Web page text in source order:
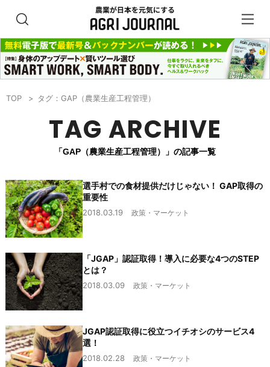
TOP タグ：GAP（農業生産工程管理）
TAG ARCHIVE
「GAP（農業生産工程管理）」の記事一覧
選手村での食材提供だけじゃない！ GAP取得の
重要性
2018.03.19 政策・マーケット
「JGAP」認証取得！導入に必要な4つのSTEP
とは？
2018.03.09 政策・マーケット
JGAP認証取得に役立つイチオシのサービス4
選！
2018.02.28 政策・マーケット